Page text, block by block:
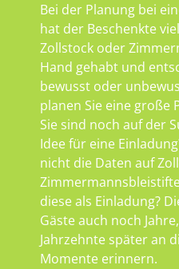
Bei der Planung bei
hat der Beschenkte
Zollstock oder
Hand gehabt und
bewusst oder
planen Sie eine große
Sie sind noch auf der
Idee für eine
nicht die Daten auf
diese als Einladung?
Gäste auch noch
Jahrzehnte später an
Momente erinnern.